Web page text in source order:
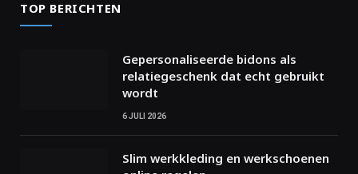
TOP BERICHTEN
Gepersonaliseerde bidons als
relatiegeschenk dat echt gebruikt
wordt
6 JULI 2026
Slim werkkleding en werkschoenen